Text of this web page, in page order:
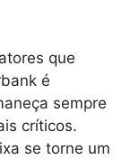
que
é
sempre
críticos.
se torne um